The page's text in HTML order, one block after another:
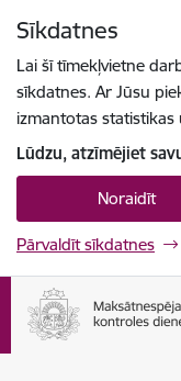
Sīkdatnes
Lai šī tīmekļvietne
sīkdatnes. Ar Jūsu
izmantotas
Lūdzu, atzīmējiet
Noraidīt
Pārvaldīt sīkdatnes